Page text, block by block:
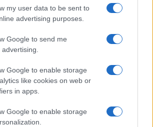
my user data to be sent to
advertising purposes.
Google to send me
Google to enable storage
like cookies on web or
in apps.
Google to enable storage
– 10 Αυγούστου 955:
ο Όθων ο Μέγας
Μαγυάρους
Τραμπ θα κοστίζει 18
ένα!